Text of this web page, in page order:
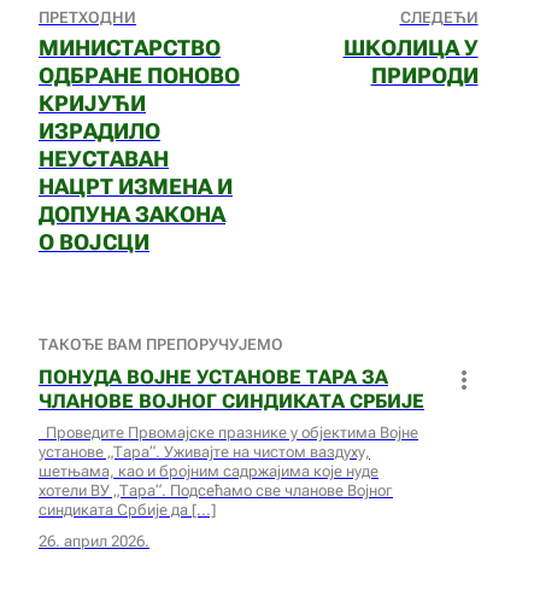
ПРЕТХОДНИ
МИНИСТАРСТВО
ОДБРАНЕ ПОНОВО
КРИЈУЋИ
ИЗРАДИЛО
НЕУСТАВАН
НАЦРТ ИЗМЕНА И
ДОПУНА ЗАКОНА
О ВОЈСЦИ
СЛЕДЕЋИ
ШКОЛИЦА У
ПРИРОДИ
ТАКОЂЕ ВАМ ПРЕПОРУЧУЈЕМО
ПОНУДА ВОЈНЕ УСТАНОВЕ ТАРА ЗА
ЧЛАНОВЕ ВОЈНОГ СИНДИКАТА СРБИЈЕ
Проведите Првомајске празнике у објектима Војне
установе „Тара“. Уживајте на чистом ваздуху,
шетњама, као и бројним садржајима које нуде
хотели ВУ „Тара“. Подсећамо све чланове Војног
синдиката Србије да
26. април 2026.